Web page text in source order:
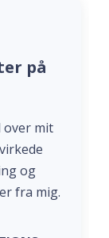
på
mit
og
fra mig.